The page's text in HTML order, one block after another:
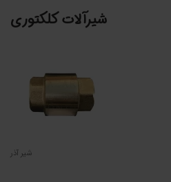
شیرآلات کلکتوری
شیر آذر